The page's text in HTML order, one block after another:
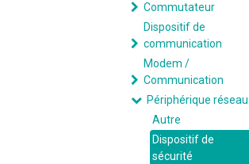
Commutateur
Dispositif de
communication
Modem /
Communication
Périphérique réseau
Autre
Dispositif de
sécurité